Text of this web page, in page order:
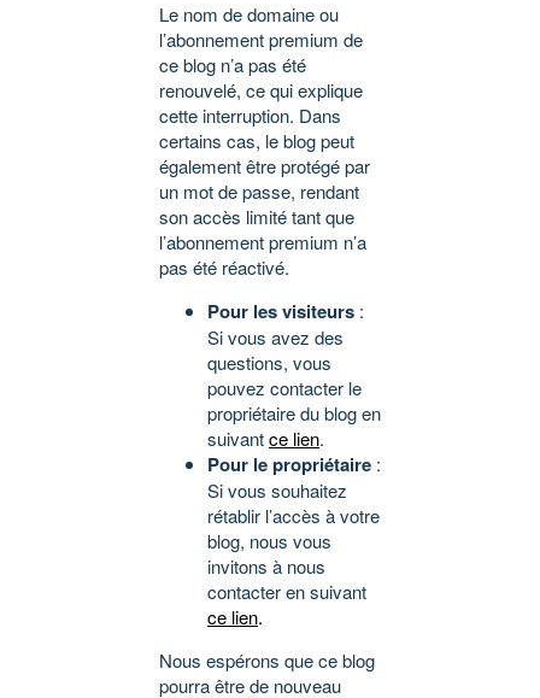
Le nom de domaine ou
l’abonnement premium de
ce blog n’a pas été
renouvelé, ce qui explique
cette interruption. Dans
certains cas, le blog peut
également être protégé par
un mot de passe, rendant
son accès limité tant que
l’abonnement premium n’a
pas été réactivé.
Pour les visiteurs :
Si vous avez des
questions, vous
pouvez contacter le
propriétaire du blog en
suivantce lien.
Pour le propriétaire :
Si vous souhaitez
rétablir l’accès à votre
blog, nous vous
invitons à nous
contacter en suivant
ce lien.
Nous espérons que ce blog
pourra être de nouveau